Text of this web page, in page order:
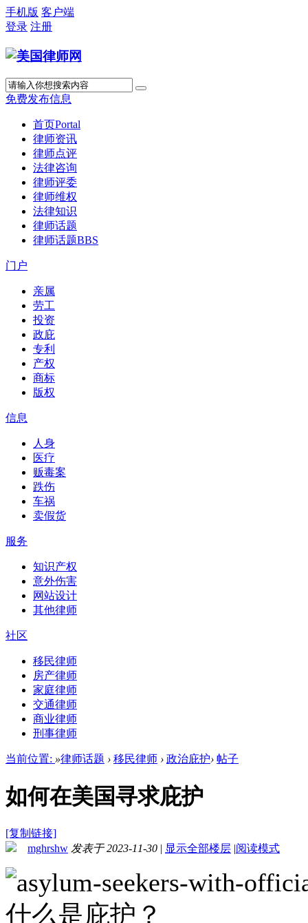
手机版 客户端
登录 注册
免费发布信息
首页Portal
律师资讯
律师点评
法律咨询
律师评委
律师维权
法律知识
律师话题
律师话题BBS
门户
亲属
劳工
投资
政庇
专利
产权
商标
版权
信息
人身
医疗
贩毒案
跌伤
车祸
卖假货
服务
知识产权
意外伤害
网站设计
其他律师
社区
移民律师
房产律师
家庭律师
交通律师
商业律师
刑事律师
当前位置: »律师话题 › 移民律师 › 政治庇护› 帖子
如何在美国寻求庇护
[复制链接]
mghrshw 发表于 2023-11-30 | 显示全部楼层 |阅读模式
什么是庇护？